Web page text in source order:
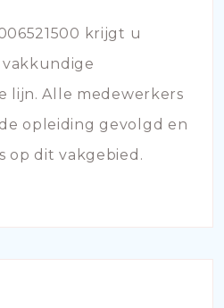
krijgt u
lijn. Alle medewerkers
opleiding gevolgd en
op dit vakgebied.